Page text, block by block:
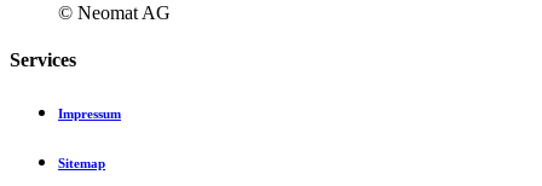
© Neomat AG
Services
Impressum
Sitemap